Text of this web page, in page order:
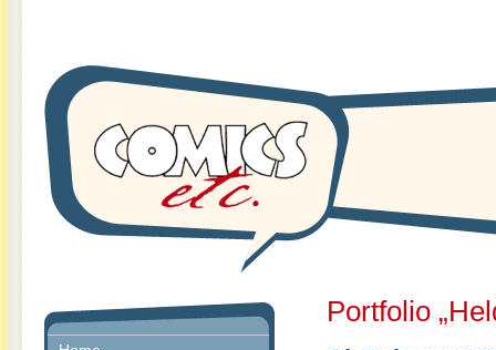
Portfolio